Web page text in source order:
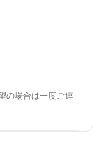
の場合は一度ご連